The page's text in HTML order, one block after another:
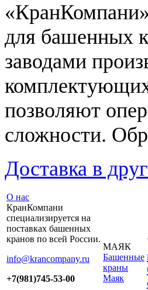
для башенных
заводами
позволяют
сложности.
Доставка в
О нас
КранКомпани
специализируется на
поставках башенных
кранов по всей России.
info@krancompany.ru
+7(981)745-53-00
МАЯК
Башенные
краны
Маяк